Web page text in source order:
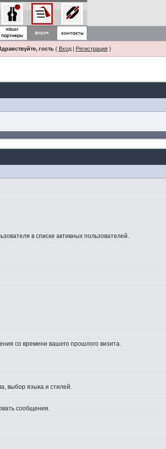
гость( Вход| Регистрация)
в списке активных пользователей.
со времени вашего прошлого визита.
выбор языка и стилей.
сообщения.